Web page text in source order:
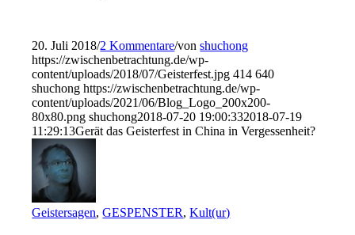
20. Juli 2018/2 Kommentare/vonshuchong
https://zwischenbetrachtung.de/wp-
content/uploads/2018/07/Geisterfest.jpg 414 640
shuchong https://zwischenbetrachtung.de/wp-
content/uploads/2021/06/Blog_Logo_200x200-
80x80.png shuchong2018-07-20 19:00:332018-07-19
11:29:13Gerät das Geisterfest in China in Vergessenheit?
Geistersagen,GESPENSTER,Kult(ur)